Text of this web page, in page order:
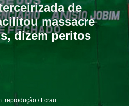
de
massacre
dizem peritos
reprodução / Ecrau